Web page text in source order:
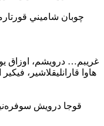
چوبان شاميني
هاوا قارانليقلاشير،
قوجا درويش سوفره‌نين